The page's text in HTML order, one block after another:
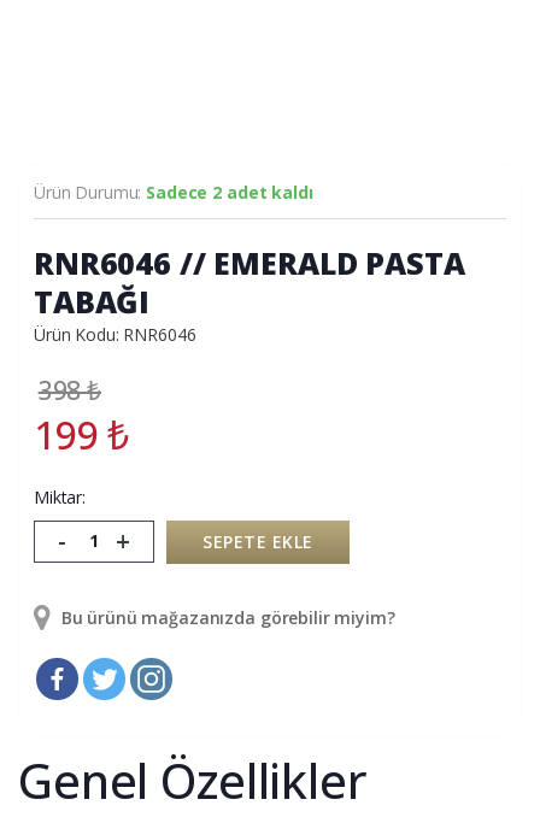
Ürün Durumu: Sadece 2 adet kaldı
RNR6046 // EMERALD PASTA
TABAĞI
Ürün Kodu: RNR6046
398₺
199₺
Miktar:
- + SEPETE EKLE
Bu ürünü mağazanızda görebilir miyim?
Genel Özellikler